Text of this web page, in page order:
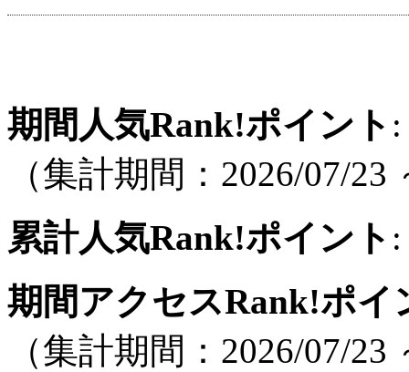
期間人気Rank!ポイント
（集計期間：2026/07/23
累計人気Rank!ポイント
期間アクセスRank!ポイ
（集計期間：2026/07/23